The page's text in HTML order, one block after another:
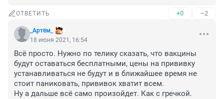
ОТВЕТИТЬ +0 –2
_Артём_
18 июня 2021, 16:54
Всё просто. Нужно по телику сказать, что вакцины
будут оставаться бесплатными, цены на прививку
устанавливаться не будут и в ближайшее время не
стоит паниковать, прививок хватит всем.
Ну а дальше всё само произойдет. Как с гречкой.